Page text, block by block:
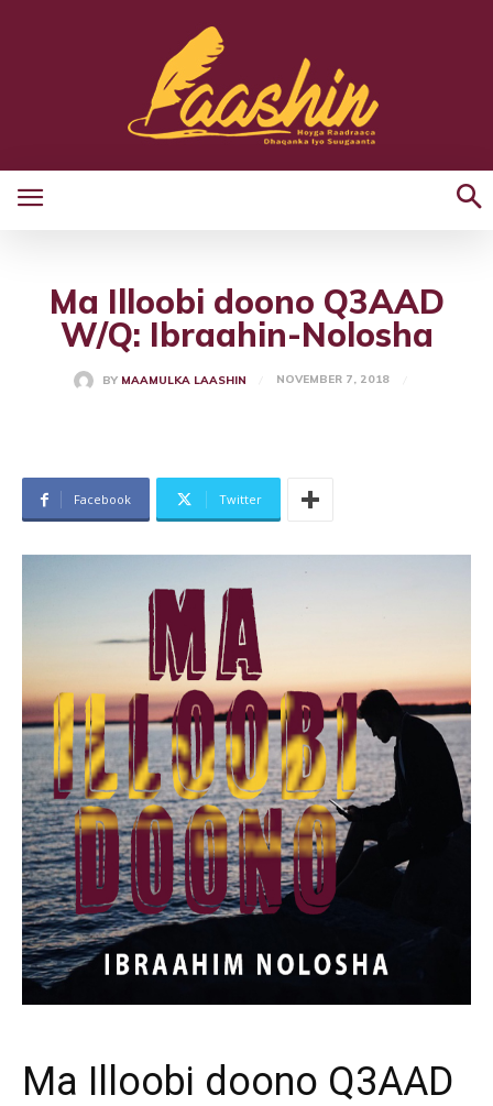
Ma Illoobi doono Q3AAD
W/Q: Ibraahin-Nolosha
BY MAAMULKA LAASHIN NOVEMBER 7, 2018
Facebook Twitter
Ma Illoobi doono Q3AAD